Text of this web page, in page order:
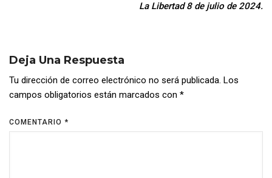
La Libertad 8 de julio de 2024.
Deja Una Respuesta
Tu dirección de correo electrónico no será publicada. Los
campos obligatorios están marcados con *
COMENTARIO *